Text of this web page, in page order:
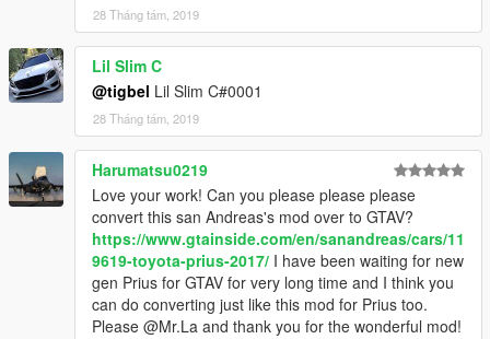
28 Tháng tám, 2019
Lil Slim C
@tigbel Lil Slim C#0001
28 Tháng tám, 2019
Harumatsu0219
Love your work! Can you please please please
convert this san Andreas's mod over to GTAV?
https://www.gtainside.com/en/sanandreas/cars/11
9619-toyota-prius-2017/ I have been waiting for new
gen Prius for GTAV for very long time and I think you
can do converting just like this mod for Prius too.
Please @Mr.La and thank you for the wonderful mod!